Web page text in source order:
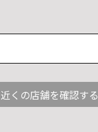
近くの店舗を確認する